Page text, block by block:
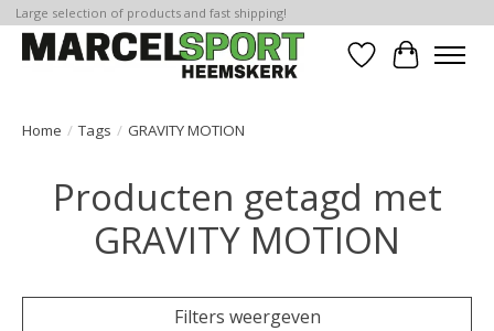
Large selection of products and fast shipping!
Verlanglijst
Home / Tags / GRAVITY MOTION
Producten getagd met
GRAVITY MOTION
Filters weergeven